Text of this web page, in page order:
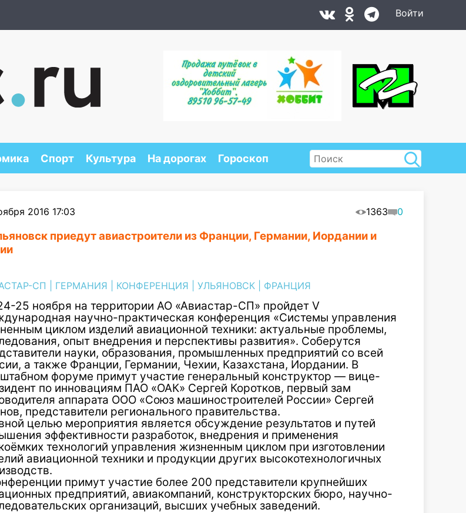
Войти
Спорт Культура На дорогах Гороскоп
2016 17:03 1363 0
приедут авиастроители из Франции, Германии, Иордании и
СП ГЕРМАНИЯ КОНФЕРЕНЦИЯ УЛЬЯНОВСК ФРАНЦИЯ
25 ноября на территории АО «Авиастар-СП» пройдет V
научно-практическая конференция «Системы управления
циклом изделий авиационной техники: актуальные проблемы,
опыт внедрения и перспективы развития». Соберутся
науки, образования, промышленных предприятий со всей
а также Франции, Германии, Чехии, Казахстана, Иордании. В
форуме примут участие генеральный конструктор — вице-
по инновациям ПАО «ОАК» Сергей Коротков, первый зам
аппарата ООО «Союз машиностроителей России» Сергей
представители регионального правительства.
целью мероприятия является обсуждение результатов и путей
эффективности разработок, внедрения и применения
технологий управления жизненным циклом при изготовлении
авиационной техники и продукции других высокотехнологичных
примут участие более 200 представители крупнейших
предприятий, авиакомпаний, конструкторских бюро, научно-
организаций, высших учебных заведений.